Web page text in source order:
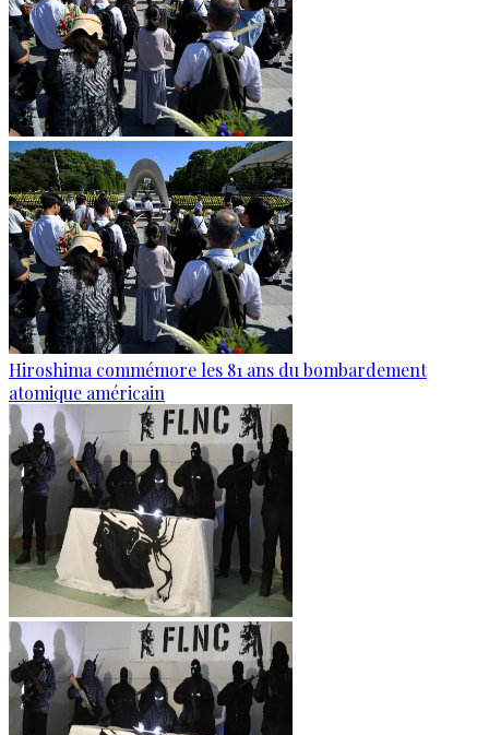
Hiroshima commémore les 81 ans du bombardement
atomique américain